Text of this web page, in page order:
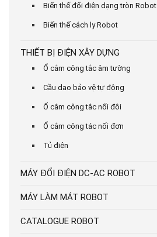
Biến thế đổi điện dạng tròn Robot
Biến thế cách ly Robot
THIẾT BỊ ĐIỆN XÂY DỰNG
Ổ cắm công tắc âm tường
Cầu dao bảo vệ tự động
Ổ cắm công tắc nối đôi
Ổ cắm công tác nối đơn
Tủ điện
MÁY ĐỔI ĐIỆN DC-AC ROBOT
MÁY LÀM MÁT ROBOT
CATALOGUE ROBOT